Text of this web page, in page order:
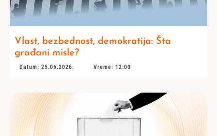
Vlast, bezbednost, demokratija: Šta
građani misle?
Datum: 25.06.2026. Vreme: 12:00